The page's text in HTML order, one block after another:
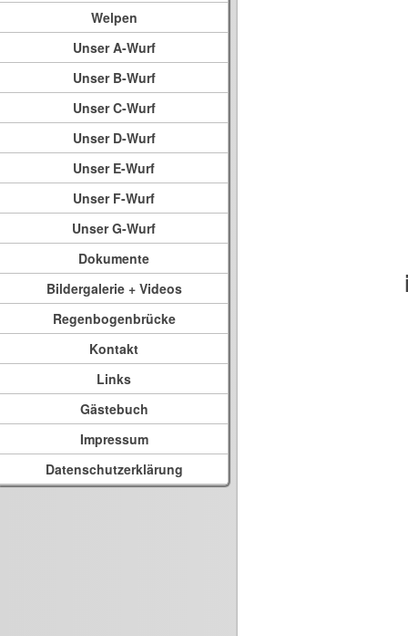
Welpen
Unser A-Wurf
Unser B-Wurf
Unser C-Wurf
Unser D-Wurf
Unser E-Wurf
Unser F-Wurf
Unser G-Wurf
Dokumente
Bildergalerie + Videos
Regenbogenbrücke
Kontakt
Links
Gästebuch
Impressum
Datenschutzerklärung